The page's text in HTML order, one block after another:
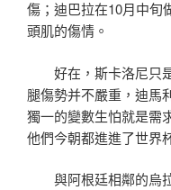
傷；迪巴拉在10月中旬
頭肌的傷情。
好在，斯卡洛尼只
腿傷勢并不嚴重，迪馬
獨一的變數生怕就是需
他們今朝都進進了世界
與阿根廷相鄰的烏